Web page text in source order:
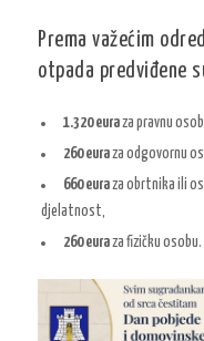
Prema važećim
otpada predviđene
1.320 euraza pravnu
260 euraza odgovornu
660 euraza obrtnika ili
djelatnost,
260 euraza fizičku osobu.